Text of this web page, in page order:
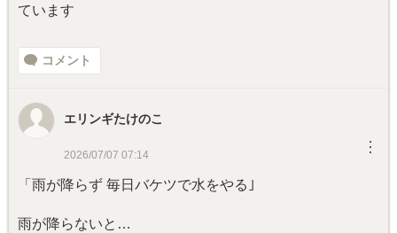
ています
コメント
エリンギたけのこ
2026/07/07 07:14 ︙
「雨が降らず 毎日バケツで水をやる｣
雨が降らないと…